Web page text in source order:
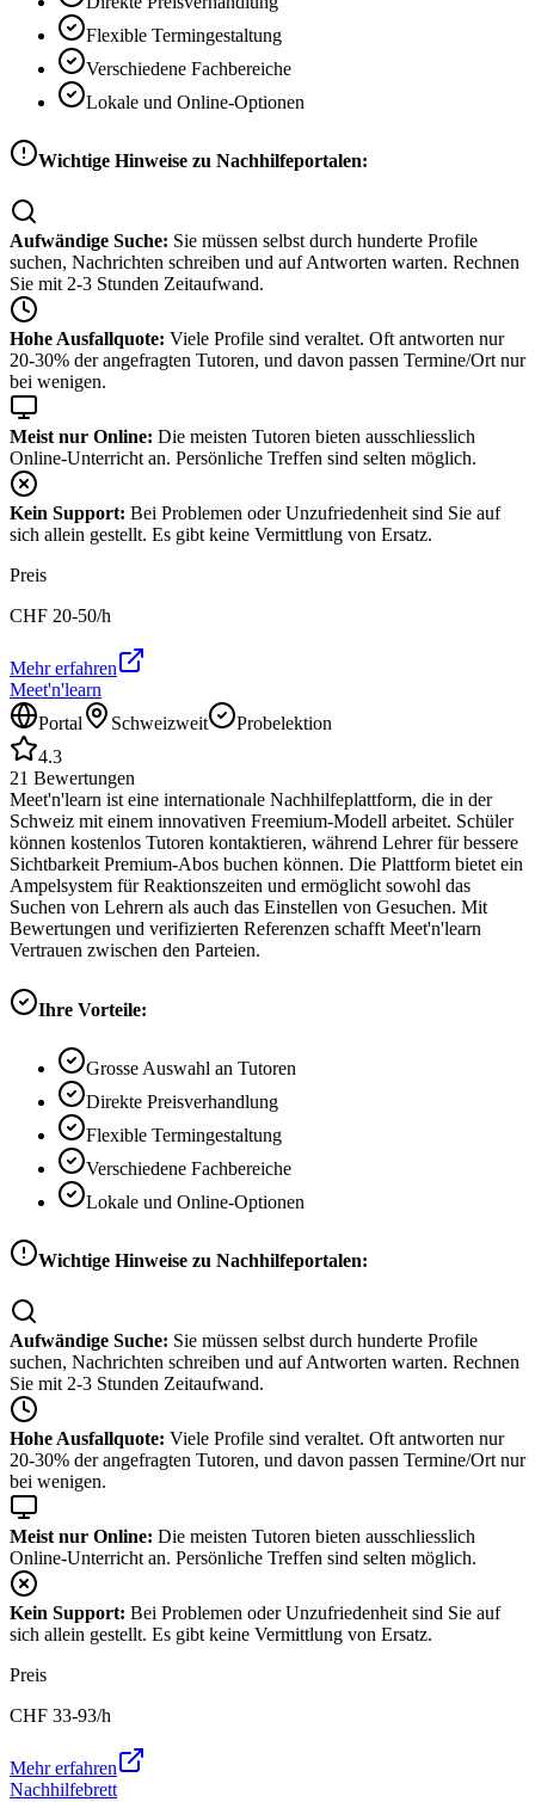
Flexible Termingestaltung
Verschiedene Fachbereiche
Lokale und Online-Optionen
Wichtige Hinweise zu Nachhilfeportalen:
Aufwändige Suche: Sie müssen selbst durch hunderte Profile
suchen, Nachrichten schreiben und auf Antworten warten. Rechnen
Sie mit 2-3 Stunden Zeitaufwand.
Hohe Ausfallquote: Viele Profile sind veraltet. Oft antworten nur
20-30% der angefragten Tutoren, und davon passen Termine/Ort nur
bei wenigen.
Meist nur Online: Die meisten Tutoren bieten ausschliesslich
Online-Unterricht an. Persönliche Treffen sind selten möglich.
Kein Support: Bei Problemen oder Unzufriedenheit sind Sie auf
sich allein gestellt. Es gibt keine Vermittlung von Ersatz.
Preis
CHF 20-50/h
Mehr erfahren
Meet'n'learn
Portal
Schweizweit
Probelektion
4.3
21 Bewertungen
Meet'n'learn ist eine internationale Nachhilfeplattform, die in der
Schweiz mit einem innovativen Freemium-Modell arbeitet. Schüler
können kostenlos Tutoren kontaktieren, während Lehrer für bessere
Sichtbarkeit Premium-Abos buchen können. Die Plattform bietet ein
Ampelsystem für Reaktionszeiten und ermöglicht sowohl das
Suchen von Lehrern als auch das Einstellen von Gesuchen. Mit
Bewertungen und verifizierten Referenzen schafft Meet'n'learn
Vertrauen zwischen den Parteien.
Ihre Vorteile:
Grosse Auswahl an Tutoren
Direkte Preisverhandlung
Flexible Termingestaltung
Verschiedene Fachbereiche
Lokale und Online-Optionen
Wichtige Hinweise zu Nachhilfeportalen:
Aufwändige Suche: Sie müssen selbst durch hunderte Profile
suchen, Nachrichten schreiben und auf Antworten warten. Rechnen
Sie mit 2-3 Stunden Zeitaufwand.
Hohe Ausfallquote: Viele Profile sind veraltet. Oft antworten nur
20-30% der angefragten Tutoren, und davon passen Termine/Ort nur
bei wenigen.
Meist nur Online: Die meisten Tutoren bieten ausschliesslich
Online-Unterricht an. Persönliche Treffen sind selten möglich.
Kein Support: Bei Problemen oder Unzufriedenheit sind Sie auf
sich allein gestellt. Es gibt keine Vermittlung von Ersatz.
Preis
CHF 33-93/h
Mehr erfahren
Nachhilfebrett